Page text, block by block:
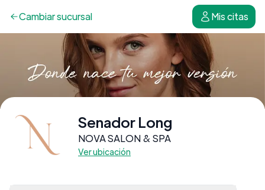
Cambiarsucursal Mis citas
Senador Long
NOVA SALON & SPA
Ver ubicación